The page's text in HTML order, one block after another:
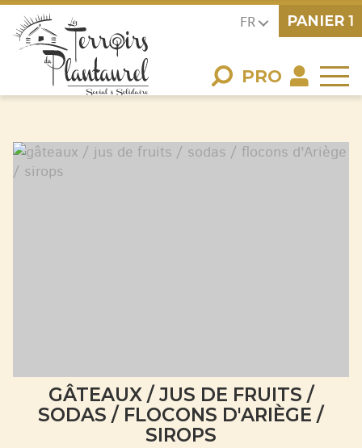
FR
PRO
PANIER 1
GÂTEAUX / JUS DE FRUITS /
SODAS / FLOCONS D'ARIÈGE /
SIROPS